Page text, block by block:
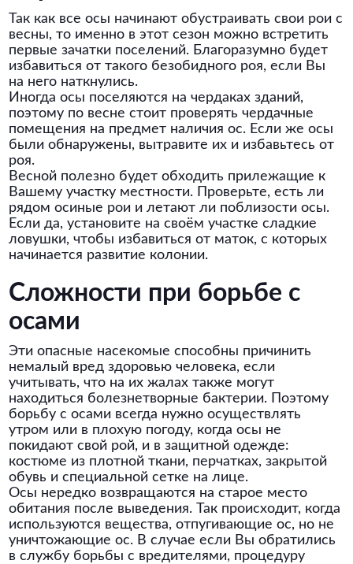
Так как все осы начинают обустраивать свои рои с
весны, то именно в этот сезон можно встретить
первые зачатки поселений. Благоразумно будет
избавиться от такого безобидного роя, если Вы
на него наткнулись.
Иногда осы поселяются на чердаках зданий,
поэтому по весне стоит проверять чердачные
помещения на предмет наличия ос. Если же осы
были обнаружены, вытравите их и избавьтесь от
роя.
Весной полезно будет обходить прилежащие к
Вашему участку местности. Проверьте, есть ли
рядом осиные рои и летают ли поблизости осы.
Если да, установите на своём участке сладкие
ловушки, чтобы избавиться от маток, с которых
начинается развитие колонии.
Сложности при борьбе с
осами
Эти опасные насекомые способны причинить
немалый вред здоровью человека, если
учитывать, что на их жалах также могут
находиться болезнетворные бактерии. Поэтому
борьбу с осами всегда нужно осуществлять
утром или в плохую погоду, когда осы не
покидают свой рой, и в защитной одежде:
костюме из плотной ткани, перчатках, закрытой
обувь и специальной сетке на лице.
Осы нередко возвращаются на старое место
обитания после выведения. Так происходит, когда
используются вещества, отпугивающие ос, но не
уничтожающие ос. В случае если Вы обратились
в службу борьбы с вредителями, процедуру